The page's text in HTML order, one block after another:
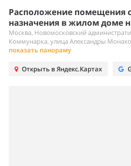
Расположение помещения
назначения в жилом доме
Москва, Новомосковский
Коммунарка, улица Александры
показать панораму
Открыть в Яндекс.Картах